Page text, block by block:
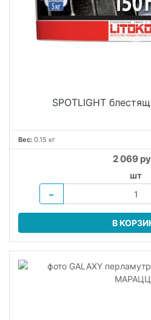
SPOTLIGHT
Вес: 0.15 кг
2 069
шт
−
В